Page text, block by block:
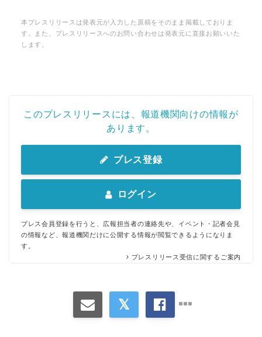
本プレスリリースは発表元が入力した原稿をそのまま掲載しておりま
す。また、プレスリリースへのお問い合わせは発表元に直接お願いいた
します。
このプレスリリースには、報道機関向けの情報が
あります。
プレス登録
ログイン
プレス会員登録を行うと、広報担当者の連絡先や、イベント・記者会見
の情報など、報道機関だけに公開する情報が閲覧できるようになりま
す。
プレスリリース受信に関するご案内